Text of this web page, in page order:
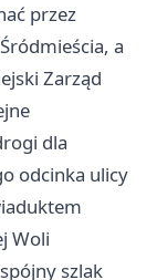
przez
a
Zarząd
dla
odcinka ulicy
Woli
szlak